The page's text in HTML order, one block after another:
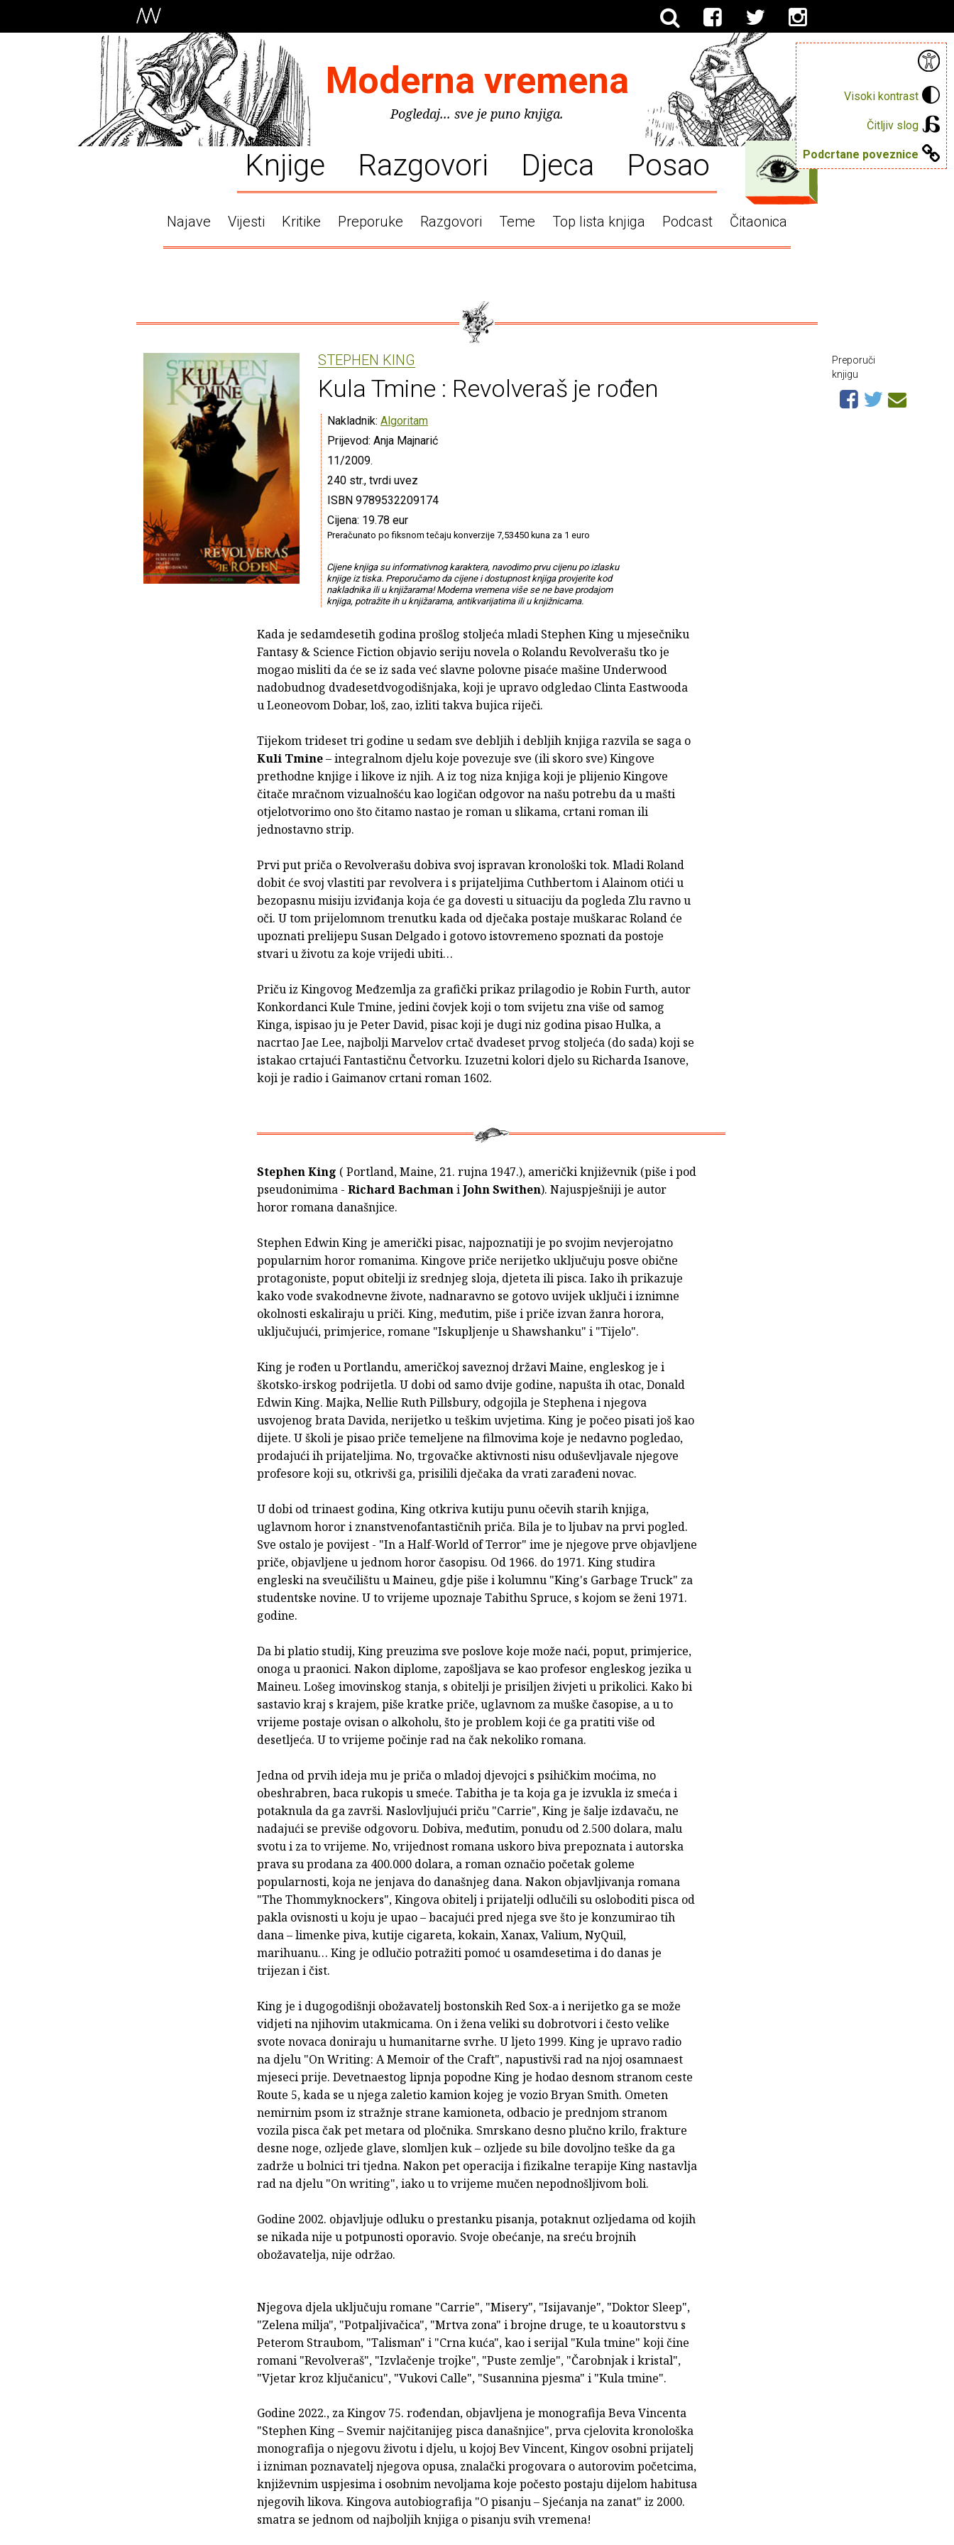
Visoki kontrast
Čitljiv slog
Podcrtane poveznice
Moderna vremena
Pogledaj... sve je puno knjiga.
Knjige Razgovori Djeca Posao
Najave Vijesti Kritike Preporuke Razgovori Teme Top lista knjiga Podcast Čitaonica
STEPHEN KING
Kula Tmine : Revolveraš je rođen
Nakladnik: Algoritam
Prijevod: Anja Majnarić
11/2009.
240 str., tvrdi uvez
ISBN 9789532209174
Cijena: 19.78 eur
Preračunato po fiksnom tečaju konverzije 7,53450 kuna za 1 euro
Cijene knjiga su informativnog karaktera, navodimo prvu cijenu po izlasku
knjige iz tiska. Preporučamo da cijene i dostupnost knjiga provjerite kod
nakladnika ili u knjižarama! Moderna vremena više se ne bave prodajom
knjiga, potražite ih u knjižarama, antikvarijatima ili u knjižnicama.
Kada je sedamdesetih godina prošlog stoljeća mladi Stephen King u mjesečniku
Fantasy & Science Fiction objavio seriju novela o Rolandu Revolverašu tko je
mogao misliti da će se iz sada već slavne polovne pisaće mašine Underwood
nadobudnog dvadesetdvogodišnjaka, koji je upravo odgledao Clinta Eastwooda
u Leoneovom Dobar, loš, zao, izliti takva bujica riječi.
Tijekom trideset tri godine u sedam sve debljih i debljih knjiga razvila se saga o
Kuli Tmine– integralnom djelu koje povezuje sve (ili skoro sve) Kingove
prethodne knjige i likove iz njih. A iz tog niza knjiga koji je plijenio Kingove
čitače mračnom vizualnošću kao logičan odgovor na našu potrebu da u mašti
otjelotvorimo ono što čitamo nastao je roman u slikama, crtani roman ili
jednostavno strip.
Prvi put priča o Revolverašu dobiva svoj ispravan kronološki tok. Mladi Roland
dobit će svoj vlastiti par revolvera i s prijateljima Cuthbertom i Alainom otići u
bezopasnu misiju izviđanja koja će ga dovesti u situaciju da pogleda Zlu ravno u
oči. U tom prijelomnom trenutku kada od dječaka postaje muškarac Roland će
upoznati prelijepu Susan Delgado i gotovo istovremeno spoznati da postoje
stvari u životu za koje vrijedi ubiti…
Priču iz Kingovog Međzemlja za grafički prikaz prilagodio je Robin Furth, autor
Konkordanci Kule Tmine, jedini čovjek koji o tom svijetu zna više od samog
Kinga, ispisao ju je Peter David, pisac koji je dugi niz godina pisao Hulka, a
nacrtao Jae Lee, najbolji Marvelov crtač dvadeset prvog stoljeća (do sada) koji se
istakao crtajući Fantastičnu Četvorku. Izuzetni kolori djelo su Richarda Isanove,
koji je radio i Gaimanov crtani roman 1602.
Stephen King ( Portland, Maine, 21. rujna 1947.), američki književnik (piše i pod
pseudonimima - Richard BachmaniJohn Swithen). Najuspješniji je autor
horor romana današnjice.
Stephen Edwin King je američki pisac, najpoznatiji je po svojim nevjerojatno
popularnim horor romanima. Kingove priče nerijetko uključuju posve obične
protagoniste, poput obitelji iz srednjeg sloja, djeteta ili pisca. Iako ih prikazuje
kako vode svakodnevne živote, nadnaravno se gotovo uvijek uključi i iznimne
okolnosti eskaliraju u priči. King, međutim, piše i priče izvan žanra horora,
uključujući, primjerice, romane "Iskupljenje u Shawshanku" i "Tijelo".
King je rođen u Portlandu, američkoj saveznoj državi Maine, engleskog je i
škotsko-irskog podrijetla. U dobi od samo dvije godine, napušta ih otac, Donald
Edwin King. Majka, Nellie Ruth Pillsbury, odgojila je Stephena i njegova
usvojenog brata Davida, nerijetko u teškim uvjetima. King je počeo pisati još kao
dijete. U školi je pisao priče temeljene na filmovima koje je nedavno pogledao,
prodajući ih prijateljima. No, trgovačke aktivnosti nisu oduševljavale njegove
profesore koji su, otkrivši ga, prisilili dječaka da vrati zarađeni novac.
U dobi od trinaest godina, King otkriva kutiju punu očevih starih knjiga,
uglavnom horor i znanstvenofantastičnih priča. Bila je to ljubav na prvi pogled.
Sve ostalo je povijest - "In a Half-World of Terror" ime je njegove prve objavljene
priče, objavljene u jednom horor časopisu. Od 1966. do 1971. King studira
engleski na sveučilištu u Maineu, gdje piše i kolumnu "King's Garbage Truck" za
studentske novine. U to vrijeme upoznaje Tabithu Spruce, s kojom se ženi 1971.
godine.
Da bi platio studij, King preuzima sve poslove koje može naći, poput, primjerice,
onoga u praonici. Nakon diplome, zapošljava se kao profesor engleskog jezika u
Maineu. Lošeg imovinskog stanja, s obitelji je prisiljen živjeti u prikolici. Kako bi
sastavio kraj s krajem, piše kratke priče, uglavnom za muške časopise, a u to
vrijeme postaje ovisan o alkoholu, što je problem koji će ga pratiti više od
desetljeća. U to vrijeme počinje rad na čak nekoliko romana.
Jedna od prvih ideja mu je priča o mladoj djevojci s psihičkim moćima, no
obeshrabren, baca rukopis u smeće. Tabitha je ta koja ga je izvukla iz smeća i
potaknula da ga završi. Naslovljujući priču "Carrie", King je šalje izdavaču, ne
nadajući se previše odgovoru. Dobiva, međutim, ponudu od 2.500 dolara, malu
svotu i za to vrijeme. No, vrijednost romana uskoro biva prepoznata i autorska
prava su prodana za 400.000 dolara, a roman označio početak goleme
popularnosti, koja ne jenjava do današnjeg dana. Nakon objavljivanja romana
"The Thommyknockers", Kingova obitelj i prijatelji odlučili su osloboditi pisca od
pakla ovisnosti u koju je upao – bacajući pred njega sve što je konzumirao tih
dana – limenke piva, kutije cigareta, kokain, Xanax, Valium, NyQuil,
marihuanu… King je odlučio potražiti pomoć u osamdesetima i do danas je
trijezan i čist.
King je i dugogodišnji obožavatelj bostonskih Red Sox-a i nerijetko ga se može
vidjeti na njihovim utakmicama. On i žena veliki su dobrotvori i često velike
svote novaca doniraju u humanitarne svrhe. U ljeto 1999. King je upravo radio
na djelu "On Writing: A Memoir of the Craft", napustivši rad na njoj osamnaest
mjeseci prije. Devetnaestog lipnja popodne King je hodao desnom stranom ceste
Route 5, kada se u njega zaletio kamion kojeg je vozio Bryan Smith. Ometen
nemirnim psom iz stražnje strane kamioneta, odbacio je prednjom stranom
vozila pisca čak pet metara od pločnika. Smrskano desno plučno krilo, frakture
desne noge, ozljede glave, slomljen kuk – ozljede su bile dovoljno teške da ga
zadrže u bolnici tri tjedna. Nakon pet operacija i fizikalne terapije King nastavlja
rad na djelu "On writing", iako u to vrijeme mučen nepodnošljivom boli.
Godine 2002. objavljuje odluku o prestanku pisanja, potaknut ozljedama od kojih
se nikada nije u potpunosti oporavio. Svoje obećanje, na sreću brojnih
obožavatelja, nije održao.
Njegova djela uključuju romane "Carrie", "Misery", "Isijavanje", "Doktor Sleep",
"Zelena milja", "Potpaljivačica", "Mrtva zona" i brojne druge, te u koautorstvu s
Peterom Straubom, "Talisman" i "Crna kuća", kao i serijal "Kula tmine" koji čine
romani "Revolveraš", "Izvlačenje trojke", "Puste zemlje", "Čarobnjak i kristal",
"Vjetar kroz ključanicu", "Vukovi Calle", "Susannina pjesma" i "Kula tmine".
Godine 2022., za Kingov 75. rođendan, objavljena je monografija Beva Vincenta
"Stephen King – Svemir najčitanijeg pisca današnjice", prva cjelovita kronološka
monografija o njegovu životu i djelu, u kojoj Bev Vincent, Kingov osobni prijatelj
i izniman poznavatelj njegova opusa, znalački progovara o autorovim početcima,
književnim uspjesima i osobnim nevoljama koje počesto postaju dijelom habitusa
njegovih likova. Kingova autobiografija "O pisanju – Sjećanja na zanat" iz 2000.
smatra se jednom od najboljih knjiga o pisanju svih vremena!
Preporuči
knjigu